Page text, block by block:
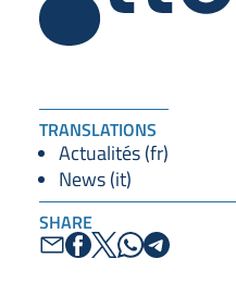
TRANSLATIONS
Actualités (fr)
News (it)
SHARE